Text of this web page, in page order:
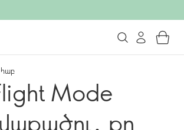
հաբ
Mode
քո